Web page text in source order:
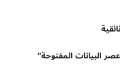
البيانات المفتوحة“